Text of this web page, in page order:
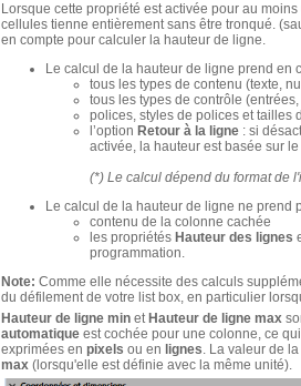
Lorsque cette propriété est activée pour au
cellules tienne entièrement sans être tronqué.
en compte pour calculer la hauteur de ligne.
Le calcul de la hauteur de ligne prend en
tous les types de contenu (texte,
tous les types de contrôle
polices, styles de polices et tailles
l’option Retour à la ligne : si
activée, la hauteur est basée sur
(*) Le calcul dépend du format de
Le calcul de la hauteur de ligne ne prend
contenu de la colonne cachée
les propriétés Hauteur des lignes
programmation.
Note: Comme elle nécessite des calculs
du défilement de votre list box, en particulier
Hauteur de ligne min et Hauteur de ligne max
automatique est cochée pour une colonne, ce
exprimées en pixels ou en lignes. La valeur de
max (lorsqu'elle est définie avec la même unité).